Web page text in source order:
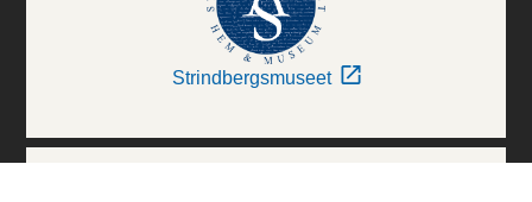
Strindbergsmuseet